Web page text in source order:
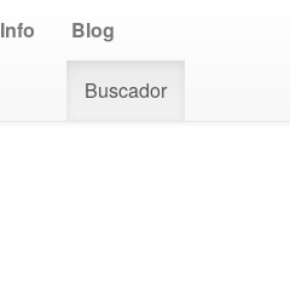
Info Blog
Buscador